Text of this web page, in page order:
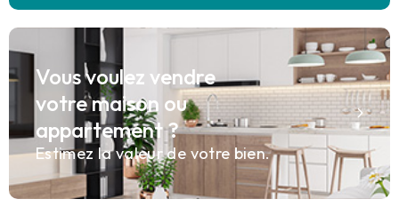
Vous voulez vendre
votre maison ou
appartement ?
Estimez la valeur de votre bien.